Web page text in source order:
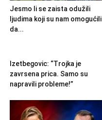
Jesmo li se zaista odužili
ljudima koji su nam omogućili
da...
Izetbegovic: “Trojka je
zavrsena prica. Samo su
napravili probleme!”